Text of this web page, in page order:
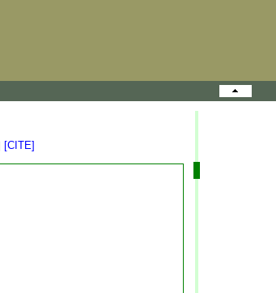
[CITE]